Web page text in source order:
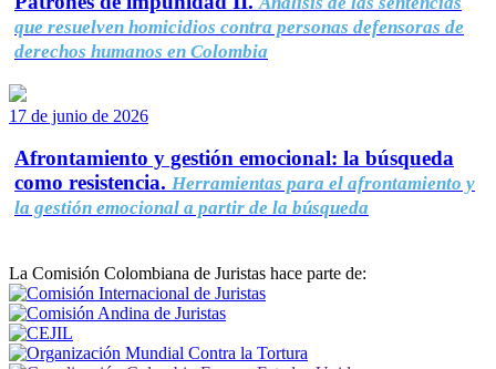
que resuelven homicidios contra personas defensoras de
derechos humanos en Colombia
17 de junio de 2026
Afrontamiento y gestión emocional: la búsqueda
como resistencia. Herramientas para el afrontamiento y
la gestión emocional a partir de la búsqueda
La Comisión Colombiana de Juristas hace parte de: